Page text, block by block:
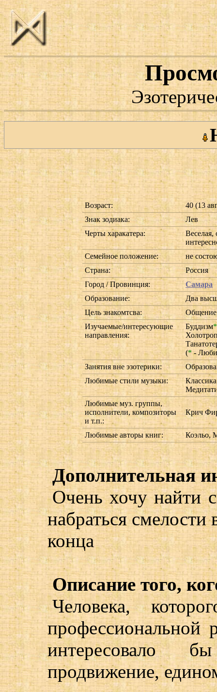
Возраст:
40 (13
Знак зодиака:
Лев
Черты харакатера:
Семейное положение:
не
Страна:
Россия
Город / Провинция:
Самара
Образование:
Два
Цель знакомтсва:
Общение
Изучаемые/интересующие
направления:
Буддизм*
(*-
Занятия вне эзотерики:
Любимые стили музыки:
Любимые муз. группы,
исполнители, композиторы
и т.п.:
Крич
Любимые авторы книг: Коэльо,
Дополнительная
Очень хочу найти
набраться смелости
конца
Описание того,
Человека,
профессиональной
продвижение,